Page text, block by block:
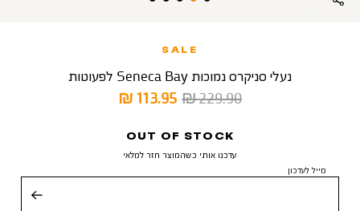
SALE
נעלי סניקרס נמוכות Seneca Bay לפעוטות
מחיר
113.95 ₪
מחיר
229.90 ₪
OUT OF STOCK
עדכנו אותי כשהמוצר חזר למלאי
מייל לעדכון